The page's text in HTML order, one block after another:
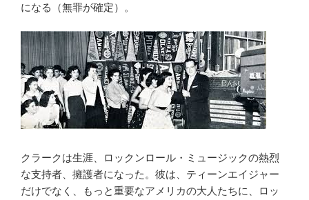
になる（無罪が確定）。
クラークは生涯、ロックンロール・ミュージックの熱烈
な支持者、擁護者になった。彼は、ティーンエイジャー
だけでなく、もっと重要なアメリカの大人たちに、ロッ